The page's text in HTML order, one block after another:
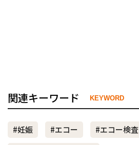
関連キーワード KEYWORD
#妊娠 #エコー #エコー検査